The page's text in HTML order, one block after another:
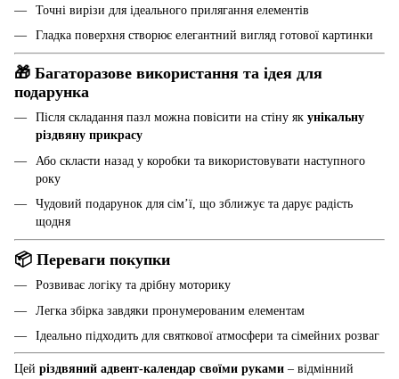
Точні вирізи для ідеального прилягання елементів
Гладка поверхня створює елегантний вигляд готової картинки
🎁 Багаторазове використання та ідея для
подарунка
Після складання пазл можна повісити на стіну як унікальну
різдвяну прикрасу
Або скласти назад у коробки та використовувати наступного
року
Чудовий подарунок для сім’ї, що зближує та дарує радість
щодня
📦 Переваги покупки
Розвиває логіку та дрібну моторику
Легка збірка завдяки пронумерованим елементам
Ідеально підходить для святкової атмосфери та сімейних розваг
Цей різдвяний адвент-календар своїми руками – відмінний